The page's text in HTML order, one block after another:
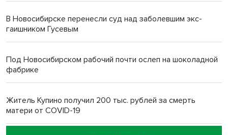
В Новосибирске перенесли суд над заболевшим экс-
гаишником Гусевым
Под Новосибирском рабочий почти ослеп на шоколадной
фабрике
Житель Купино получил 200 тыс. рублей за смерть
матери от COVID-19